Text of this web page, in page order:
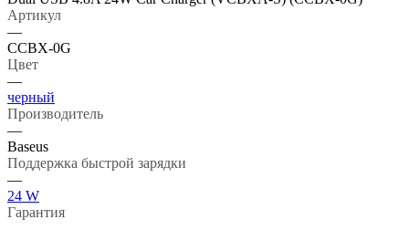
Артикул
—
CCBX-0G
Цвет
—
черный
Производитель
—
Baseus
Поддержка быстрой зарядки
—
24 W
Гарантия